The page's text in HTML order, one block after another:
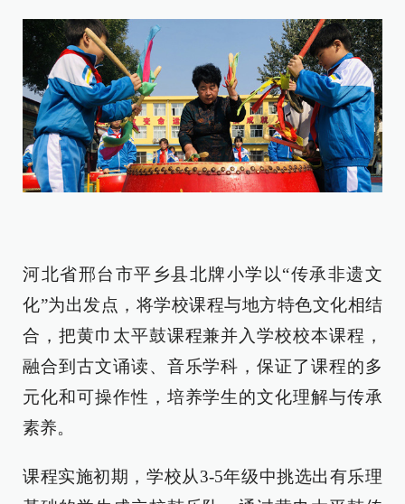
河北省邢台市平乡县北牌小学 以“传承非遗文
化”为出发点，将学校课程与地方特色文化相结
合，把黄巾太平鼓课程兼并入学校校本课程，
融合到古文诵读、音乐学科，保证了课程的多
元化和可操作性，培养学生的文化理解与传承
素养。
课程实施初期，学校从3-5年级中挑选出有乐理